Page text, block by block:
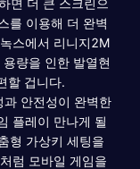
를 이용해 더 완벽
스에서 리니지2M
량을 인한 발열현
할 겁니다.
안전성이 완벽한
플레이 만나게 될
형 가상키 세팅을
럼 모바일 게임을